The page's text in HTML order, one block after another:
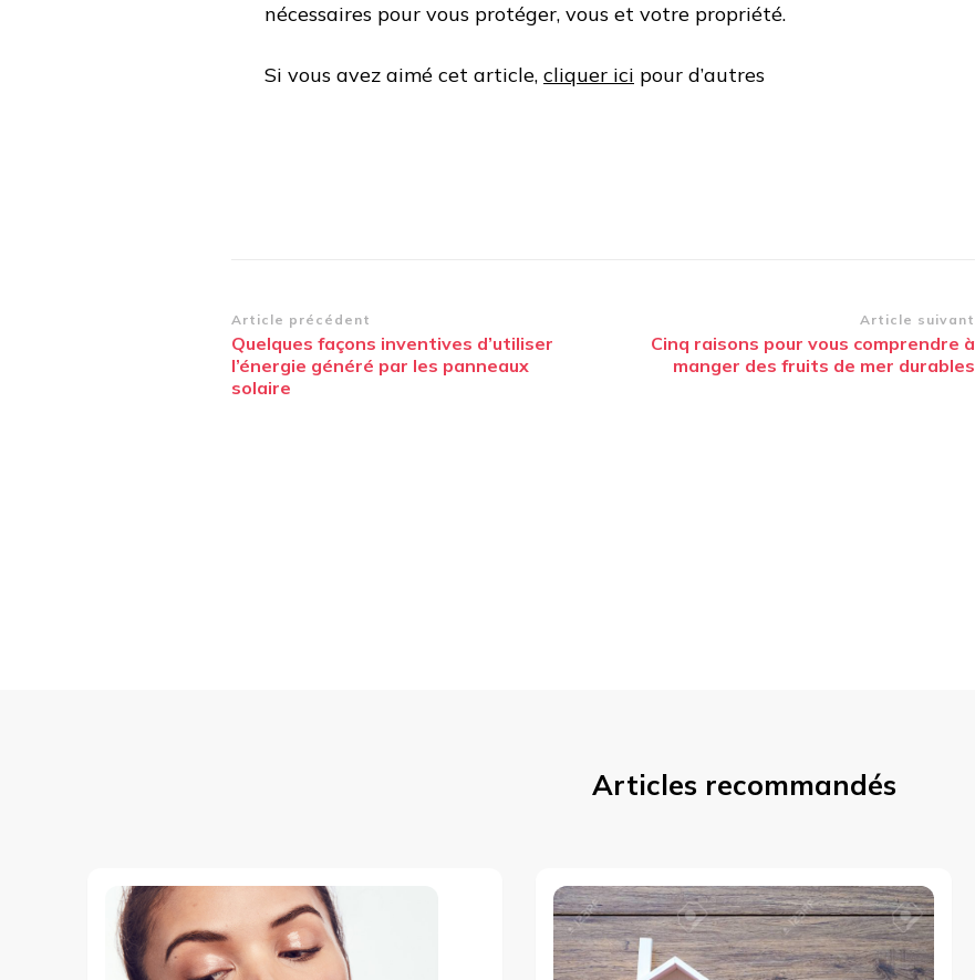
nécessaires pour vous protéger, vous et votre propriété.
Si vous avez aimé cet article, cliquer ici pour d’autres
Navigation
d’article
Article précédent
Quelques façons inventives d’utiliser
l’énergie généré par les panneaux
solaire
Article suivant
Cinq raisons pour vous comprendre à
manger des fruits de mer durables
Articles recommandés